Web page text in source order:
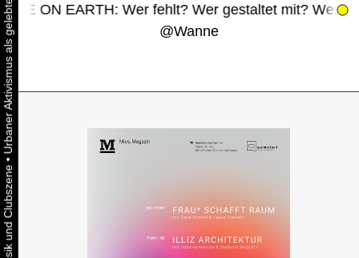
•
Wer fehlt? Wer gestaltet mit? Wer kümmert
@Wanne